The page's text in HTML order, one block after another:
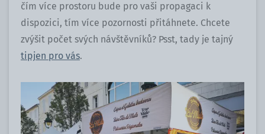
čím více prostoru bude pro vaši propagaci k
dispozici, tím více pozornosti přitáhnete. Chcete
zvýšit počet svých návštěvníků? Psst, tady je tajný
tipjen pro vás.